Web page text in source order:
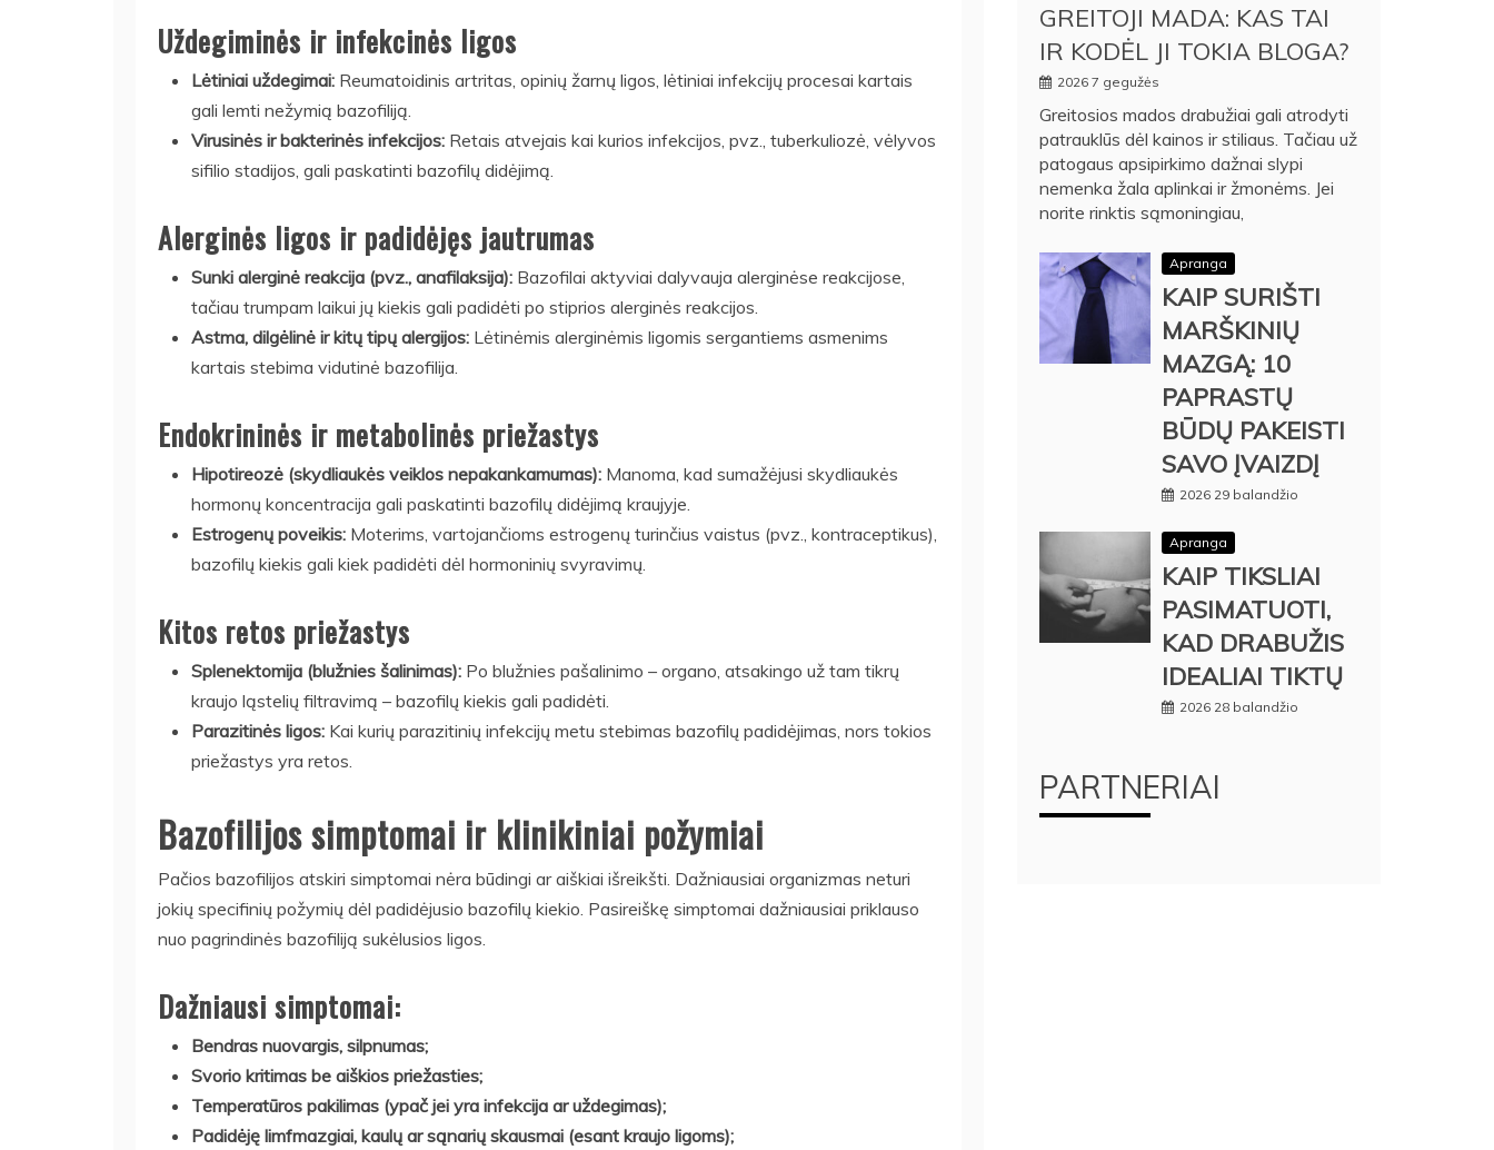
Uždegiminės ir infekcinės ligos
Lėtiniai uždegimai: Reumatoidinis artritas, opinių žarnų ligos, lėtiniai infekcijų procesai kartais
gali lemti nežymią bazofiliją.
Virusinės ir bakterinės infekcijos: Retais atvejais kai kurios infekcijos, pvz., tuberkuliozė, vėlyvos
sifilio stadijos, gali paskatinti bazofilų didėjimą.
Alerginės ligos ir padidėjęs jautrumas
Sunki alerginė reakcija (pvz., anafilaksija): Bazofilai aktyviai dalyvauja alerginėse reakcijose,
tačiau trumpam laikui jų kiekis gali padidėti po stiprios alerginės reakcijos.
Astma, dilgėlinė ir kitų tipų alergijos: Lėtinėmis alerginėmis ligomis sergantiems asmenims
kartais stebima vidutinė bazofilija.
Endokrininės ir metabolinės priežastys
Hipotireozė (skydliaukės veiklos nepakankamumas): Manoma, kad sumažėjusi skydliaukės
hormonų koncentracija gali paskatinti bazofilų didėjimą kraujyje.
Estrogenų poveikis: Moterims, vartojančioms estrogenų turinčius vaistus (pvz., kontraceptikus),
bazofilų kiekis gali kiek padidėti dėl hormoninių svyravimų.
Kitos retos priežastys
Splenektomija (blužnies šalinimas): Po blužnies pašalinimo – organo, atsakingo už tam tikrų
kraujo ląstelių filtravimą – bazofilų kiekis gali padidėti.
Parazitinės ligos: Kai kurių parazitinių infekcijų metu stebimas bazofilų padidėjimas, nors tokios
priežastys yra retos.
Bazofilijos simptomai ir klinikiniai požymiai
Pačios bazofilijos atskiri simptomai nėra būdingi ar aiškiai išreikšti. Dažniausiai organizmas neturi
jokių specifinių požymių dėl padidėjusio bazofilų kiekio. Pasireiškę simptomai dažniausiai priklauso
nuo pagrindinės bazofiliją sukėlusios ligos.
Dažniausi simptomai:
Bendras nuovargis, silpnumas;
Svorio kritimas be aiškios priežasties;
Temperatūros pakilimas (ypač jei yra infekcija ar uždegimas);
Padidėję limfmazgiai, kaulų ar sąnarių skausmai (esant kraujo ligoms);
GREITOJI MADA: KAS TAI
IR KODĖL JI TOKIA BLOGA?
2026 7 gegužės
Greitosios mados drabužiai gali atrodyti
patrauklūs dėl kainos ir stiliaus. Tačiau už
patogaus apsipirkimo dažnai slypi
nemenka žala aplinkai ir žmonėms. Jei
norite rinktis sąmoningiau,
Apranga
KAIP SURIŠTI
MARŠKINIŲ
MAZGĄ: 10
PAPRASTŲ
BŪDŲ PAKEISTI
SAVO ĮVAIZDĮ
2026 29 balandžio
Apranga
KAIP TIKSLIAI
PASIMATUOTI,
KAD DRABUŽIS
IDEALIAI TIKTŲ
2026 28 balandžio
PARTNERIAI